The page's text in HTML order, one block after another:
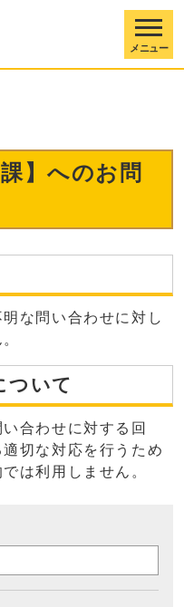
メニュー
】へのお問
な問い合わせに対し
ついて
合わせに対する回
切な対応を行うため
は利用しません 。